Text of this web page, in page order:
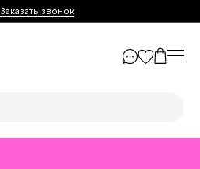
Заказать звонок